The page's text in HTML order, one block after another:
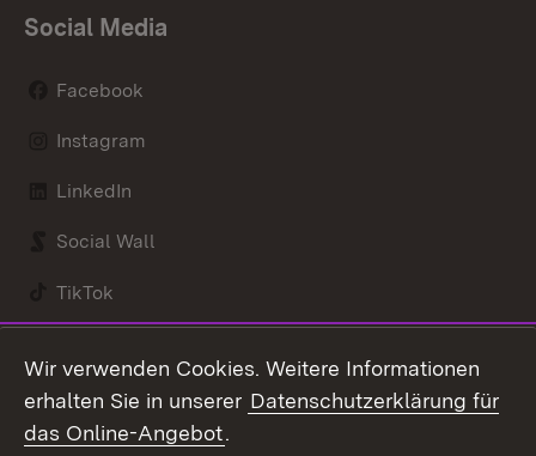
Social Media
Facebook
Instagram
LinkedIn
Social Wall
TikTok
Kontakt
Wir verwenden Cookies. Weitere Informationen
erhalten Sie in unserer Datenschutzerklärung für
das Online-Angebot.